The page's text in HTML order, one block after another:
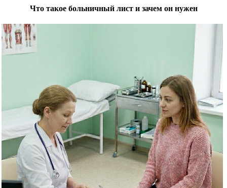
Что такое больничный лист и зачем он нужен